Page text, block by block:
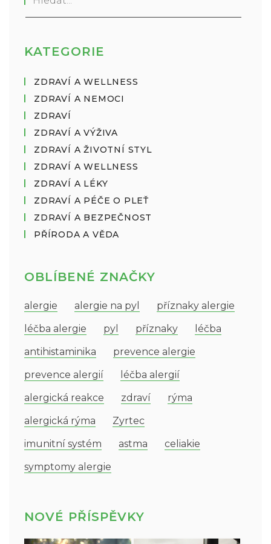
KATEGORIE
ZDRAVÍ A WELLNESS
ZDRAVÍ A NEMOCI
ZDRAVÍ
ZDRAVÍ A VÝŽIVA
ZDRAVÍ A ŽIVOTNÍ STYL
ZDRAVÍ A WELLNESS
ZDRAVÍ A LÉKY
ZDRAVÍ A PÉČE O PLEŤ
ZDRAVÍ A BEZPEČNOST
PŘÍRODA A VĚDA
OBLÍBENÉ ZNAČKY
alergie alergie na pyl
příznaky alergie
léčba alergie
pyl příznaky
léčba
antihistaminika
prevence alergie
prevence alergií
léčba alergií
alergická reakce
zdraví
rýma
alergická rýma
Zyrtec
imunitní systém
astma
celiakie
symptomy alergie
NOVÉ PŘÍSPĚVKY